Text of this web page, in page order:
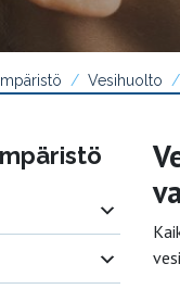
Vesihuolto